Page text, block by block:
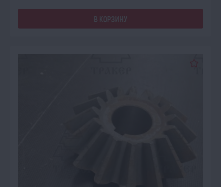
В КОРЗИНУ